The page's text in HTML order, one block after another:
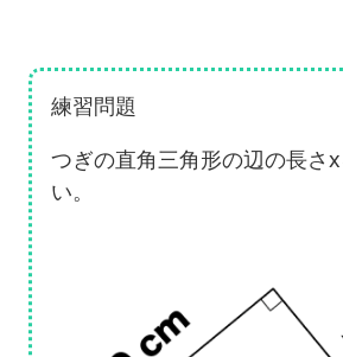
練習問題
つぎの直角三角形の辺の長さ
い。